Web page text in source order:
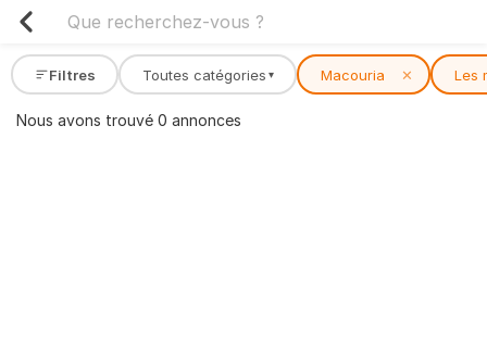
Filtres Toutes catégories ▾ Macouria ✕ Les
Nous avons trouvé 0 annonces